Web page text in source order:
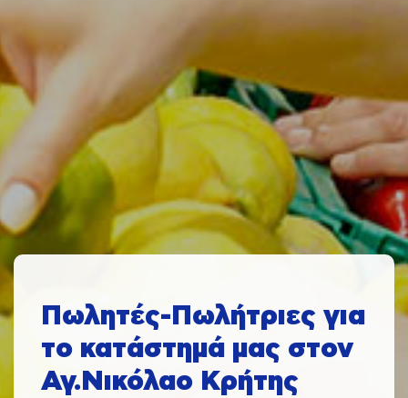
Πωλητές-Πωλήτριες για
το κατάστημά μας στον
Αγ.Νικόλαο Κρήτης